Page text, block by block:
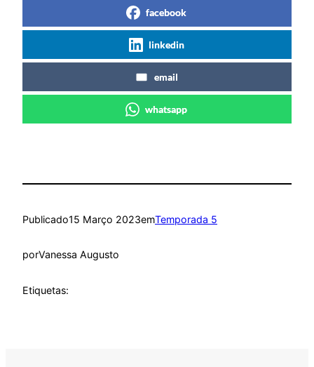
facebook
linkedin
email
whatsapp
Publicado15 Março 2023emTemporada 5
porVanessa Augusto
Etiquetas: